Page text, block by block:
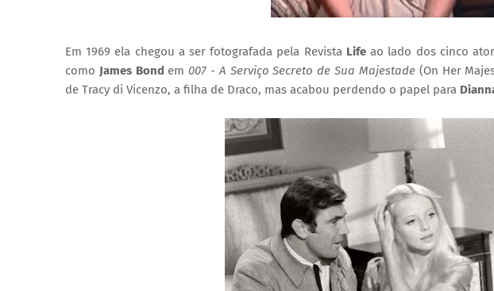
Em 1969 ela chegou a ser fotografada pela Revista Lifeao lado dos cinco
como James Bond em 007 - A Serviço Secreto de Sua Majestade(On Her
de Tracy di Vicenzo, a filha de Draco, mas acabou perdendo o papel para